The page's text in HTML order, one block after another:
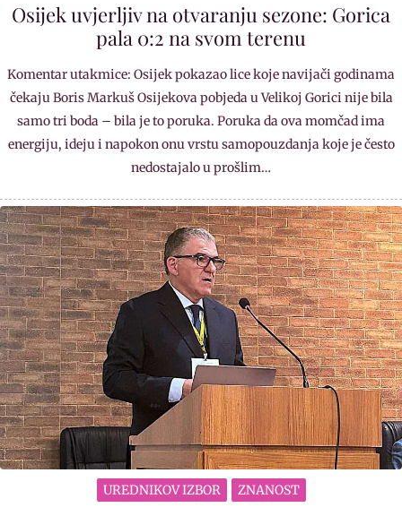
Osijek uvjerljiv na otvaranju sezone: Gorica
pala 0:2 na svom terenu
Komentar utakmice: Osijek pokazao lice koje navijači godinama
čekaju Boris Markuš Osijekova pobjeda u Velikoj Gorici nije bila
samo tri boda – bila je to poruka. Poruka da ova momčad ima
energiju, ideju i napokon onu vrstu samopouzdanja koje je često
nedostajalo u prošlim…
UREDNIKOV IZBOR ZNANOST